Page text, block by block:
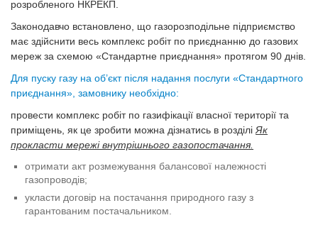
розробленого НКРЕКП.
Законодавчо встановлено, що газорозподільне підприємство
має здійснити весь комплекс робіт по приєднанню до газових
мереж за схемою «Стандартне приєднання» протягом 90 днів.
Для пуску газу на об’єкт після надання послуги «Стандартного
приєднання», замовнику необхідно:
провести комплекс робіт по газифікації власної території та
приміщень, як це зробити можна дізнатись в розділіЯк
прокласти мережі внутрішнього газопостачання.
отримати акт розмежування балансової належності
газопроводів;
укласти договір на постачання природного газу з
гарантованим постачальником.